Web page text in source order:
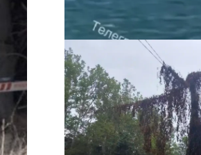
Под Одессой уносит в
и мужчину: идет
28-07-2026 в 17:51
ВИБОР РЕДАКЦИИ